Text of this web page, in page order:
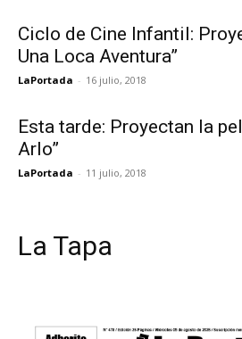
Ciclo de Cine Infantil:
Una Loca Aventura”
LaPortada - 16 julio, 2018
Esta tarde: Proyectan la
Arlo”
LaPortada - 11 julio, 2018
La Tapa